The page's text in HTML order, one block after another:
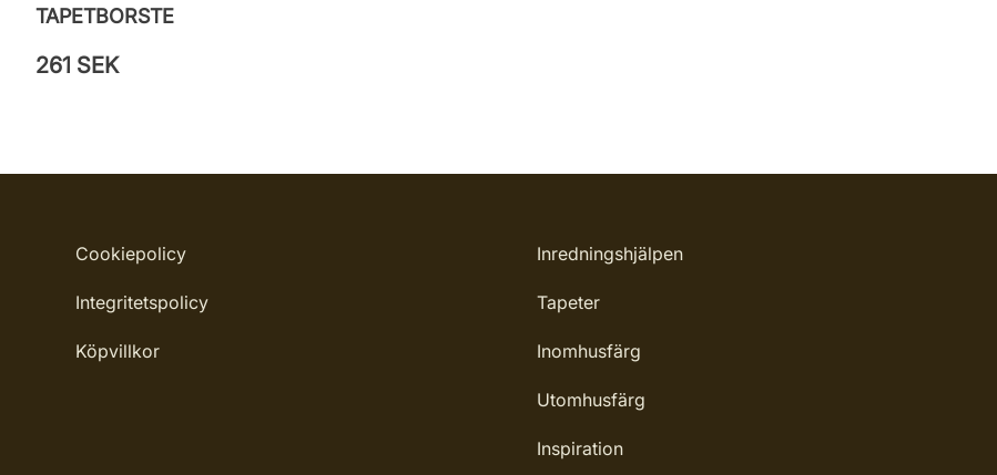
TAPETBORSTE
261 SEK
Cookiepolicy
Integritetspolicy
Köpvillkor
Inredningshjälpen
Tapeter
Inomhusfärg
Utomhusfärg
Inspiration